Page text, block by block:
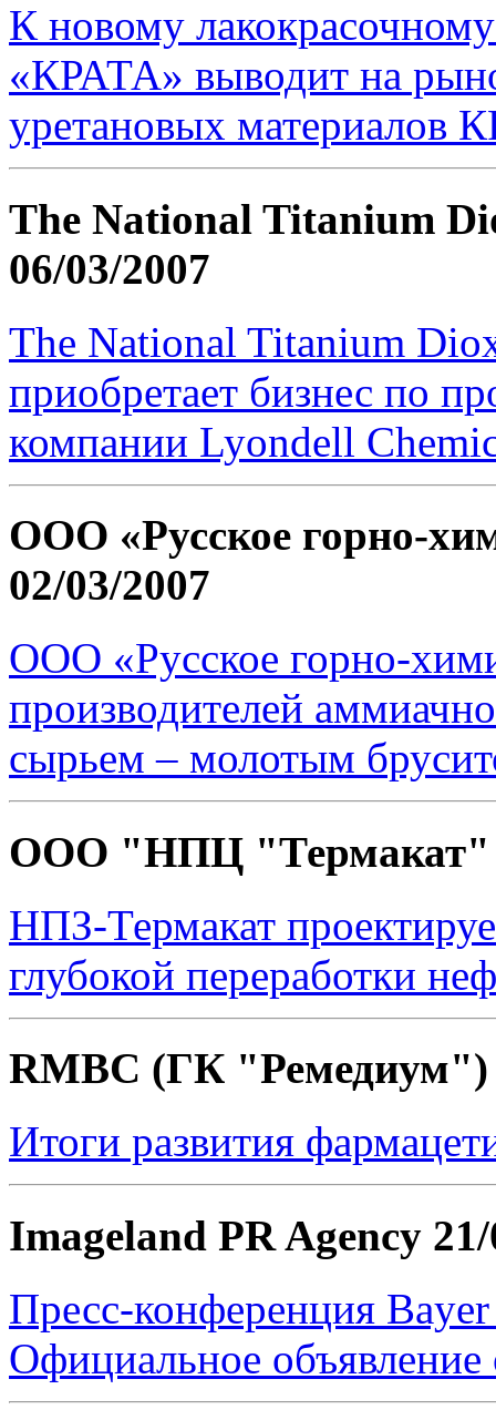
К новому
«КРАТА» выводит на
уретановых
The National Titanium
06/03/2007
The National Titanium
приобретает бизнес по
компании Lyondell
ООО «Русское горно-
02/03/2007
ООО «Русское горно-
производителей
сырьем – молотым
ООО "НПЦ
НПЗ-Термакат
глубокой переработки
RMBC (ГК
Итоги развития
Imageland PR Agency
Пресс-конференция
Официальное объявление